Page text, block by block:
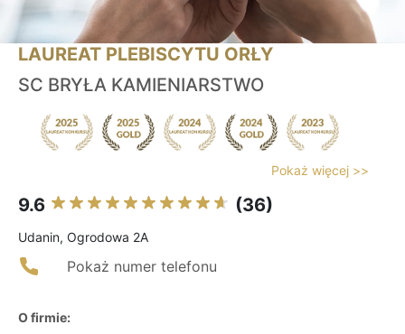
LAUREAT PLEBISCYTU ORŁY
SC BRYŁA KAMIENIARSTWO
Pokaż więcej >>
9.6 (36)
Udanin, Ogrodowa 2A
Pokaż numer telefonu
O firmie: